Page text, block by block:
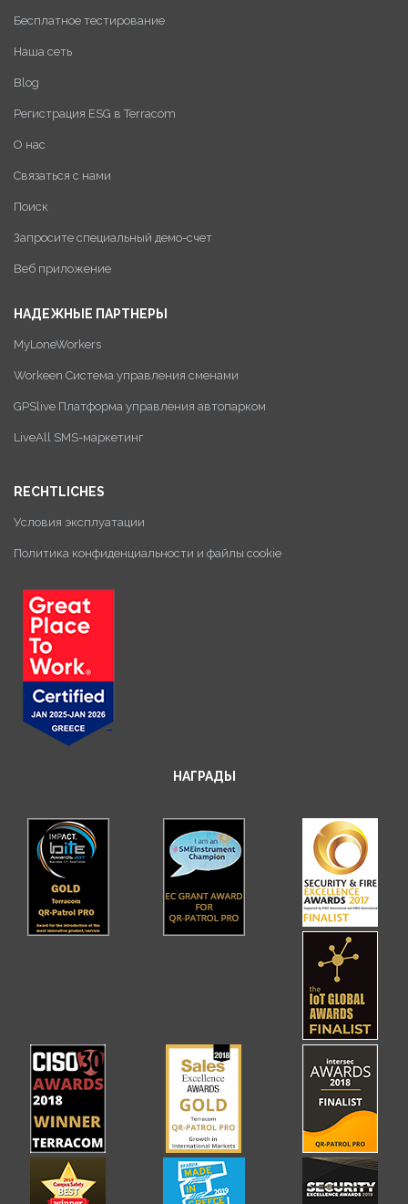
Бесплатное тестирование
Наша сеть
Blog
Регистрация ESG в Terracom
О нас
Связаться с нами
Поиск
Запросите специальный демо-счет
Веб приложение
НАДЕЖНЫЕ ПАРТНЕРЫ
MyLoneWorkers
Workeen Система управления сменами
GPSlive Платформа управления автопарком
LiveAll SMS-маркетинг
RECHTLICHES
Условия эксплуатации
Политика конфиденциальности и файлы cookie
НАГРАДЫ